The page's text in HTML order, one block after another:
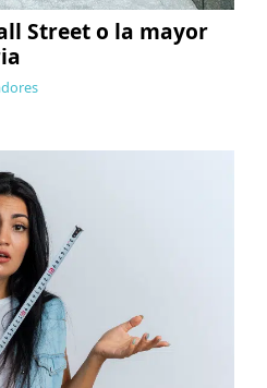
Street o la mayor